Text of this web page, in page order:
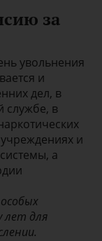
за
увольнения
и
дел, в
службе, в
и
а
лет для